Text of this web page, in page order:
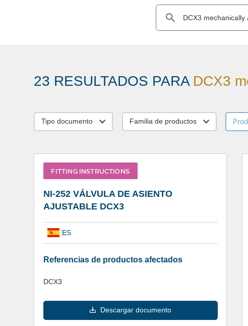
23 RESULTADOS PARA DCX3
Tipo documento Familia de productos
FITTING INSTRUCTIONS
NI-252 VÁLVULA DE ASIENTO
AJUSTABLE DCX3
ES
Referencias de productos afectados
DCX3
Descargar documento